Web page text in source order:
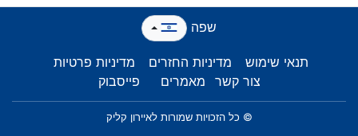
שפה
תנאי שימוש מדיניות החזרים
מדיניות פרטיות
צור קשר
מאמרים פייסבוק
© כל הזכויות שמורות לאיירון קליק